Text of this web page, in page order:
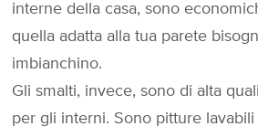
interne della casa, sono
quella adatta alla tua parete
imbianchino.
Gli smalti, invece, sono di alta
per gli interni. Sono pitture